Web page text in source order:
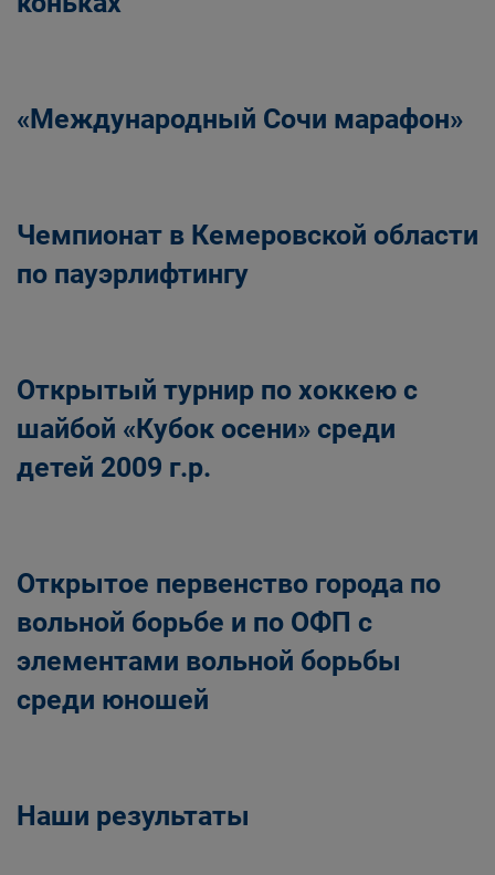
«Международный Сочи марафон»
Чемпионат в Кемеровской области
по пауэрлифтингу
Открытый турнир по хоккею с
шайбой «Кубок осени» среди
детей 2009 г.р.
Открытое первенство города по
вольной борьбе и по ОФП с
элементами вольной борьбы
среди юношей
Наши результаты